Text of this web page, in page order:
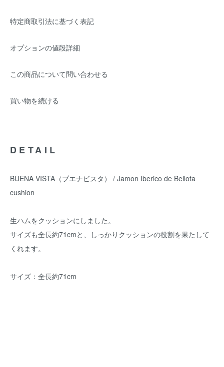
特定商取引法に基づく表記
オプションの値段詳細
この商品について問い合わせる
買い物を続ける
DETAIL
BUENA VISTA（ブエナビスタ） / Jamon Iberico de Bellota
cushion
生ハムをクッションにしました。
サイズも全長約71cmと、しっかりクッションの役割を果たして
くれます。
サイズ：全長約71cm